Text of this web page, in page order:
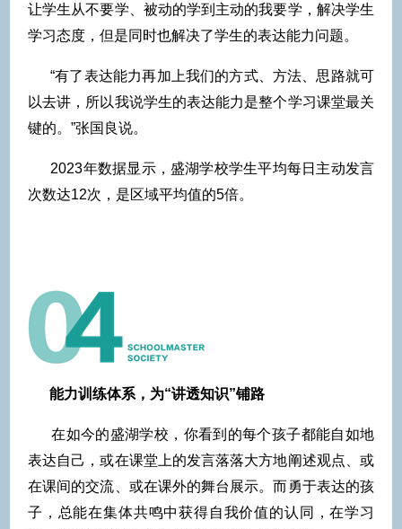
让学生从不要学、被动的学到主动的我要学，解决学生
学习态度，但是同时也解决了学生的表达能力问题。
“有了表达能力再加上我们的方式、方法、思路就可
以去讲，所以我说学生的表达能力是整个学习课堂最关
键的。”张国良说。
2023年数据显示，盛湖学校学生平均每日主动发言
次数达12次，是区域平均值的5倍。
能力训练体系，为“讲透知识”铺路
在如今的盛湖学校，你看到的每个孩子都能自如地
表达自己，或在课堂上的发言落落大方地阐述观点、或
在课间的交流、或在课外的舞台展示。而勇于表达的孩
子，总能在集体共鸣中获得自我价值的认同，在学习